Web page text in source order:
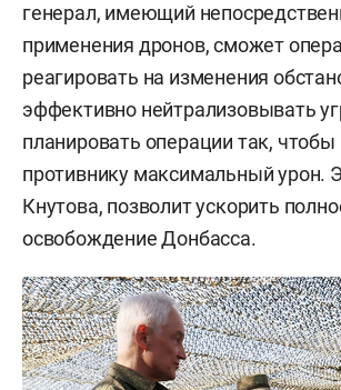
генерал, имеющий
применения дронов, сможет
реагировать на изменения
эффективно нейтрализовывать
планировать операции так, чтобы
противнику максимальный урон.
Кнутова, позволит ускорить
освобождение Донбасса.